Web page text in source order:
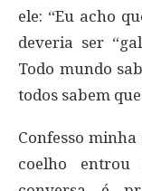
ele: “Eu acho
deveria ser
Todo mundo
todos sabem
Confesso
coelho